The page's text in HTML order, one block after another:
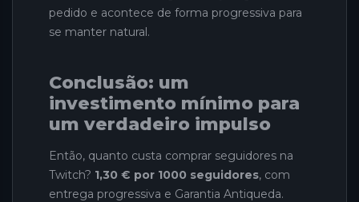
pedido e acontece de forma progressiva para
se manter natural.
Conclusão: um
investimento mínimo para
um verdadeiro impulso
Então, quanto custa comprar seguidores na
Twitch? 1,30 € por 1000 seguidores, com
entrega progressiva e Garantia Antiqueda.